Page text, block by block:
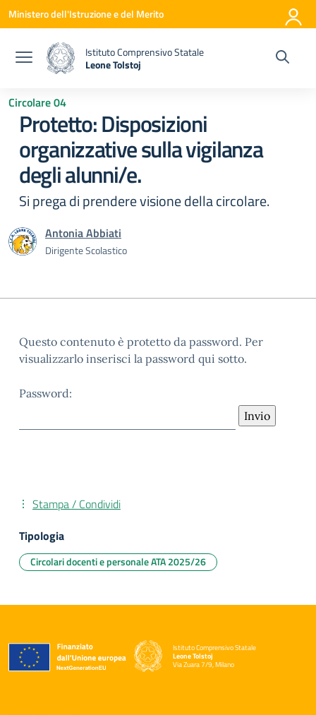
Vai ai contenuti
Vai al menu di navigazione
Vai al footer
Ministero dell'Istruzione e del Merito
Istituto Comprensivo Statale
Leone Tolstoj
Circolare 04
Protetto: Disposizioni
organizzative sulla vigilanza
degli alunni/e.
Si prega di prendere visione della circolare.
Antonia Abbiati
Dirigente Scolastico
Questo contenuto è protetto da password. Per
visualizzarlo inserisci la password qui sotto.
Password:
Stampa / Condividi
Tipologia
Circolari docenti e personale ATA 2025/26
Istituto Comprensivo Statale
Leone Tolstoj
Via Zuara 7/9, Milano
— Visita la pagina iniziale della scuola